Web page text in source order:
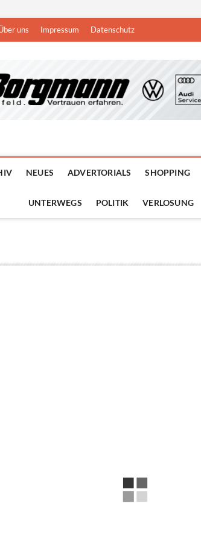
uns Impressum Datenschutz
NIEDERRHEIN
NEUES ADVERTORIALS SHOPPING
UNTERWEGS POLITIK VERLOSUNG